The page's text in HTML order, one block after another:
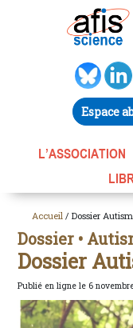
Espace
L’ASSOCIATION
Accueil / Dossier
Dossier •
Dossier
Publié en ligne le 6